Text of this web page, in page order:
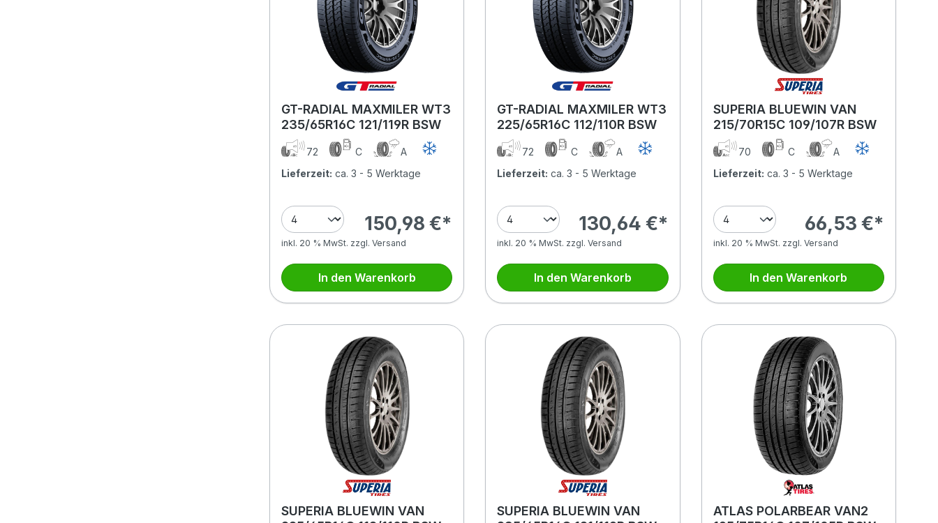
GT-RADIAL MAXMILER WT3
235/65R16C 121/119R BSW
72 C
A
Lieferzeit: ca. 3 - 5 Werktage
150,98 €*
inkl. 20 % MwSt. zzgl. Versand
In den Warenkorb
GT-RADIAL MAXMILER WT3
225/65R16C 112/110R BSW
72 C
A
Lieferzeit: ca. 3 - 5 Werktage
130,64 €*
inkl. 20 % MwSt. zzgl. Versand
In den Warenkorb
SUPERIA BLUEWIN VAN
215/70R15C 109/107R BSW
70 C
A
Lieferzeit: ca. 3 - 5 Werktage
66,53 €*
inkl. 20 % MwSt. zzgl. Versand
In den Warenkorb
SUPERIA BLUEWIN VAN
SUPERIA BLUEWIN VAN
ATLAS POLARBEAR VAN2